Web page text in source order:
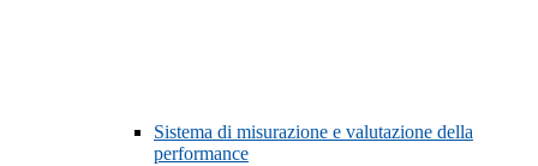
Sistema di misurazione e valutazione della
performance